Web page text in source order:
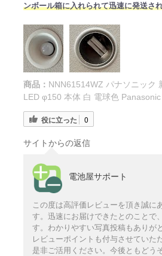
ンボール箱に入れられて迅速に発送さ
商品： NNN61514WZ パナソニック
LED φ150 本体 白 電球色 Panasonic
役に立った 0
サイトからの返信
電池屋サポート
この度は高評価レビューを頂き誠に
す。迅速にお届けできたとのことで
す。わかりやすい写真投稿もありが
レビューポイントも付与させていた
是非ご活用ください。今後ともどう